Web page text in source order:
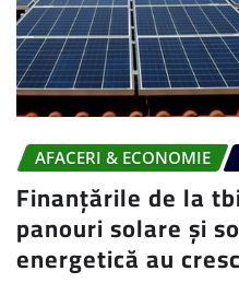
AFACERI & ECONOMIE
Finanțările de la
panouri solare și
energetică au